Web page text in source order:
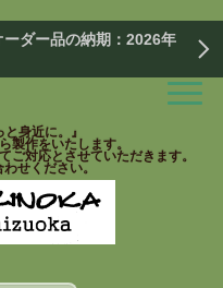
ダー品の納期：2026年
と身近に。』
製作をいたします。
ご対応とさせていただきます。
せください。